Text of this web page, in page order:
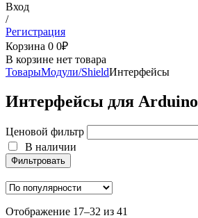
Вход
/
Регистрация
Корзина 0 0₽
В корзине нет товара
ТоварыМодули/ShieldИнтерфейсы
Интерфейсы для Arduino
Ценовой фильтр
В наличии
Фильтровать
В наличии
Отображение 17–32 из 41